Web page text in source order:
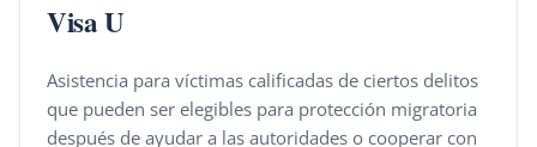
Visa U
Asistencia para víctimas calificadas de ciertos delitos
que pueden ser elegibles para protección migratoria
después de ayudar a las autoridades o cooperar con